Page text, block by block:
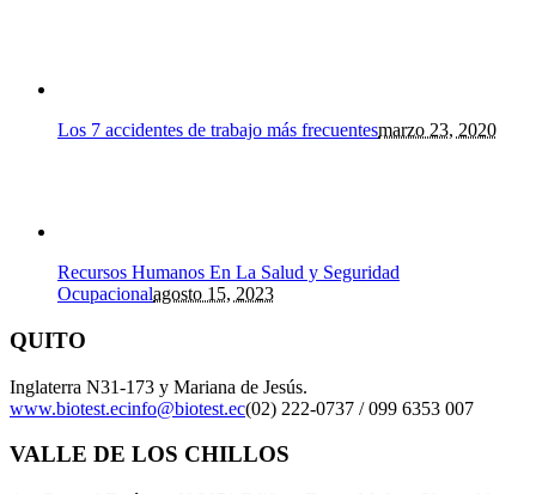
Los 7 accidentes de trabajo más frecuentesmarzo 23, 2020
Recursos Humanos En La Salud y Seguridad
Ocupacionalagosto 15, 2023
QUITO
Inglaterra N31-173 y Mariana de Jesús.
www.biotest.ecinfo@biotest.ec(02) 222-0737 / 099 6353 007
VALLE DE LOS CHILLOS